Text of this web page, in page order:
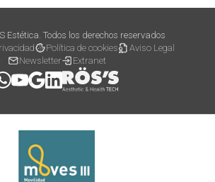
Estética. Todos los derechos reservados
Política de cookies
Aviso Legal
Newsletter
Extranet